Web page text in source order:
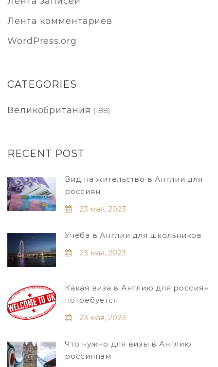
Лента комментариев
WordPress.org
CATEGORIES
Великобритания (188)
RECENT POST
Вид на жительство в Англии для
россиян
23 мая, 2023
Учеба в Англии для школьников
23 мая, 2023
Какая виза в Англию для россиян
потребуется
23 мая, 2023
Что нужно для визы в Англию
россиянам